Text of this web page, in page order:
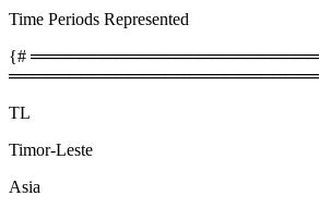
Time Periods Represented
{#
TL
Timor-Leste
Asia